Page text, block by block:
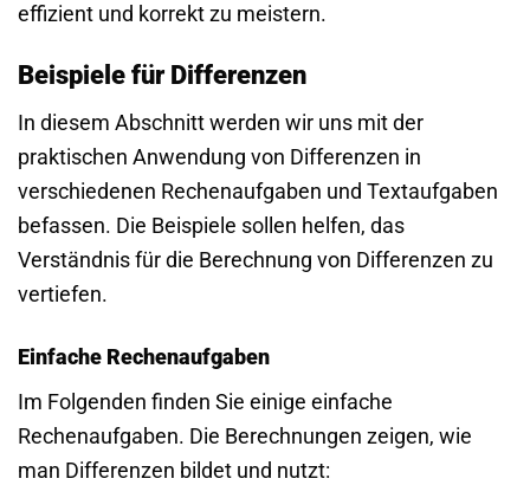
effizient und korrekt zu meistern.
Beispiele für Differenzen
In diesem Abschnitt werden wir uns mit der
praktischen Anwendung von Differenzen in
verschiedenen Rechenaufgaben und Textaufgaben
befassen. Die Beispiele sollen helfen, das
Verständnis für die Berechnung von Differenzen zu
vertiefen.
Einfache Rechenaufgaben
Im Folgenden finden Sie einige einfache
Rechenaufgaben. Die Berechnungen zeigen, wie
man Differenzen bildet und nutzt: